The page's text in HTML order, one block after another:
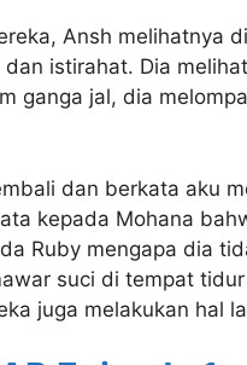
Ansh melihatnya
istirahat. Dia
ganga jal, dia
dan berkata aku
kepada Mohana
Ruby mengapa dia
suci di tempat
juga melakukan hal